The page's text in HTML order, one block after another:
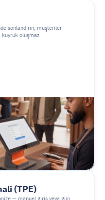
sonlandırın; müşteriler
kuyruk oluşmaz.
(TPE)